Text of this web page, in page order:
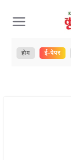
content
होम ई-पेपर